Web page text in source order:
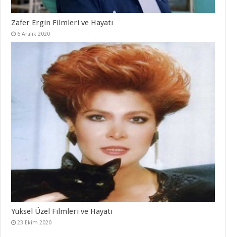
Zafer Ergin Filmleri ve Hayatı
6 Aralık 2020
Yüksel Üzel Filmleri ve Hayatı
23 Ekim 2020